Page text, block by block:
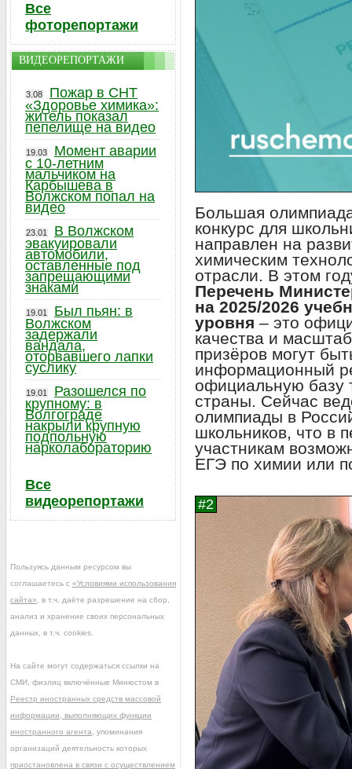
Большая
конкурс для
направлен на
химическим
отрасли. В этом
Перечень
на 2025/2026
уровня – это
качества и
призёров могут
информационный
официальную базу
страны. Сейчас
олимпиады в
школьников, что в
участникам
ЕГЭ по химии или
Все
фоторепортажи
ВИДЕОРЕПОРТАЖИ
3.08
Пожар в СНТ
«Здоровье химика»:
житель показал
пепелище на видео
19.03
Момент аварии
с 10-летним
мальчиком на
Карбышева в
Волжском попал на
видео
23.01
В Волжском
эвакуировали
автомобили,
оставленные под
запрещающими
знаками
19.01
Был пьян: в
Волжском
задержали
вандала,
оторвавшего лапки
суслику
19.01
Разошелся по
крупному: в
Волгограде
накрыли крупную
подпольную
нарколабораторию
Все
видеорепортажи
Пользуясь данным ресурсом вы
соглашаетесь с «Условиями использования
сайта» , в т.ч. даёте разрешение на сбор,
анализ и хранение своих персональных
данных, в т.ч. cookies.
На сайте могут содержаться ссылки на
СМИ, физлиц включённые Минюстом в
Реестр иностранных средств массовой
информации, выполняющих функции
иностранного агента , упоминания
организаций деятельность которых
приостановлена в связи с осуществлением